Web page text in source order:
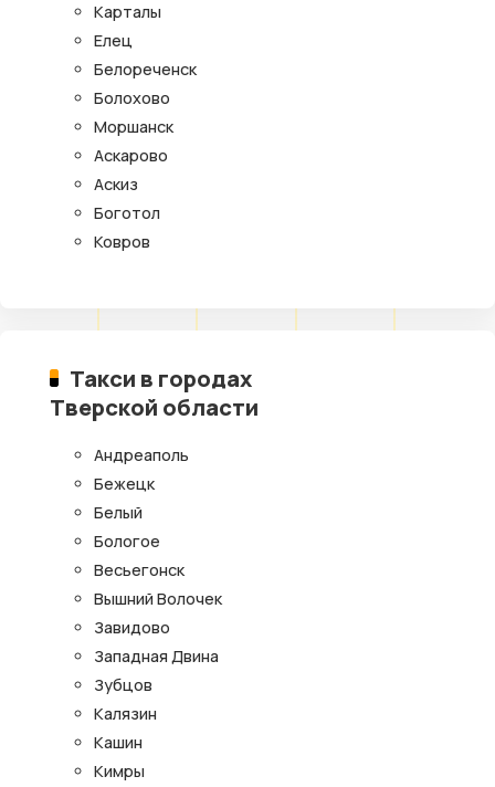
Карталы
Елец
Белореченск
Болохово
Моршанск
Аскарово
Аскиз
Боготол
Ковров
Такси в городах
Тверской области
Андреаполь
Бежецк
Белый
Бологое
Весьегонск
Вышний Волочек
Завидово
Западная Двина
Зубцов
Калязин
Кашин
Кимры